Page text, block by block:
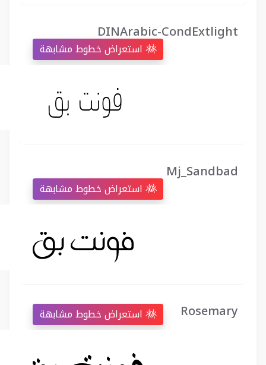
DINArabic-CondExtlight
Mj_Sandbad
Rosemary